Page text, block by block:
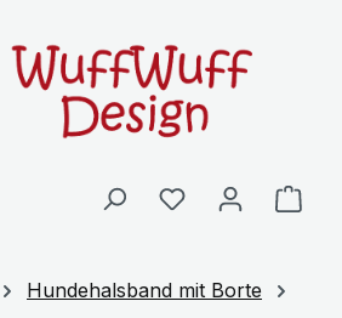
Hundehalsband mit Borte